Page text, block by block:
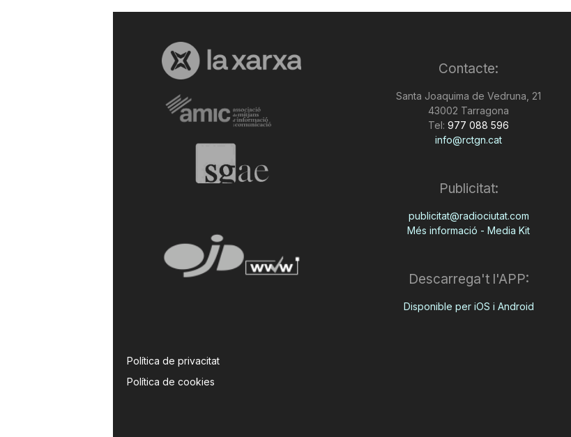
Política de privacitat
Política de cookies
Contacte:
Santa Joaquima de Vedruna, 21
43002 Tarragona
Tel: 977 088 596
info@rctgn.cat
Publicitat:
publicitat@radiociutat.com
Més informació - Media Kit
Descarrega't l'APP:
Disponible per iOS i Android